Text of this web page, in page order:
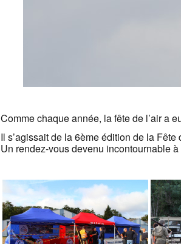
Comme chaque année, la fête de l’air a
Il s’agissait de la 6ème édition de la Fête
Un rendez-vous devenu incontournable